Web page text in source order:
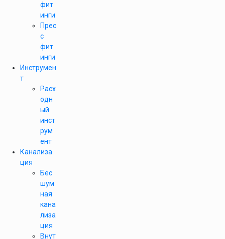
фит
инги
Прес
с
фит
инги
Инструмен
т
Расх
одн
ый
инст
рум
ент
Канализа
ция
Бес
шум
ная
кана
лиза
ция
Внут